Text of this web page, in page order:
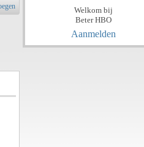
Welkom bij
Beter HBO
Aanmelden